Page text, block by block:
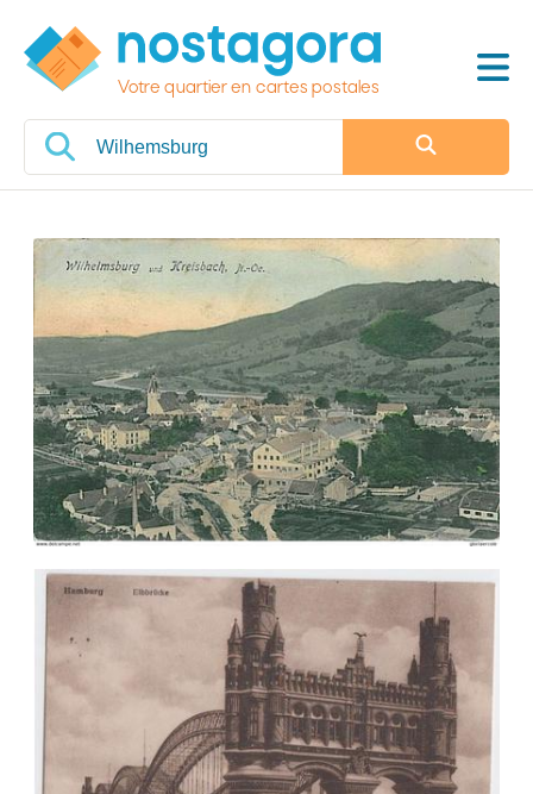
Votre quartier en cartes postales